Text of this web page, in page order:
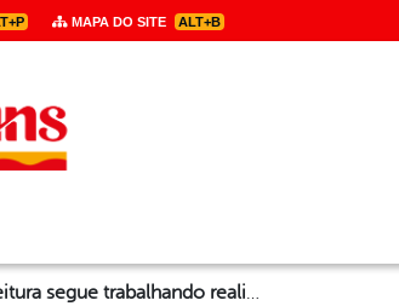
MAPA DO SITE ALT+B
Garanhuns/ Prefeitura segue trabalhando realizando desobstrução e limpeza de galerias